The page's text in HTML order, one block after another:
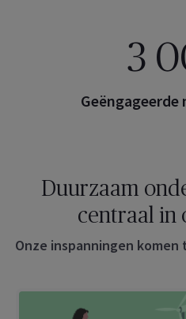
3
Geëngageerde
Duurzaam
centraal in
Onze inspanningen